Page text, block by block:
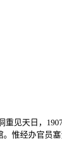
重见天日，
惟经办官员